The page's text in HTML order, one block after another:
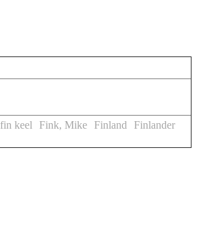
fin keel Fink, Mike Finland
Finlander